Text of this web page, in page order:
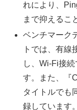
れにより、
まで抑えるこ
ベンチマーク
トでは、有線
し、Wi-Fi接
す。また、『
タイトルでも
録しています。